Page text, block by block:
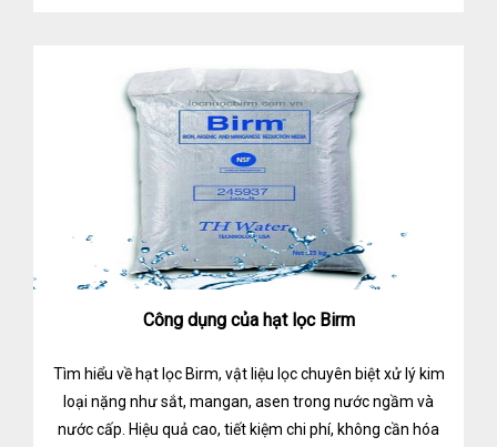
Công dụng của hạt lọc Birm
Tìm hiểu về hạt lọc Birm, vật liệu lọc chuyên biệt xử lý kim
loại nặng như sắt, mangan, asen trong nước ngầm và
nước cấp. Hiệu quả cao, tiết kiệm chi phí, không cần hóa